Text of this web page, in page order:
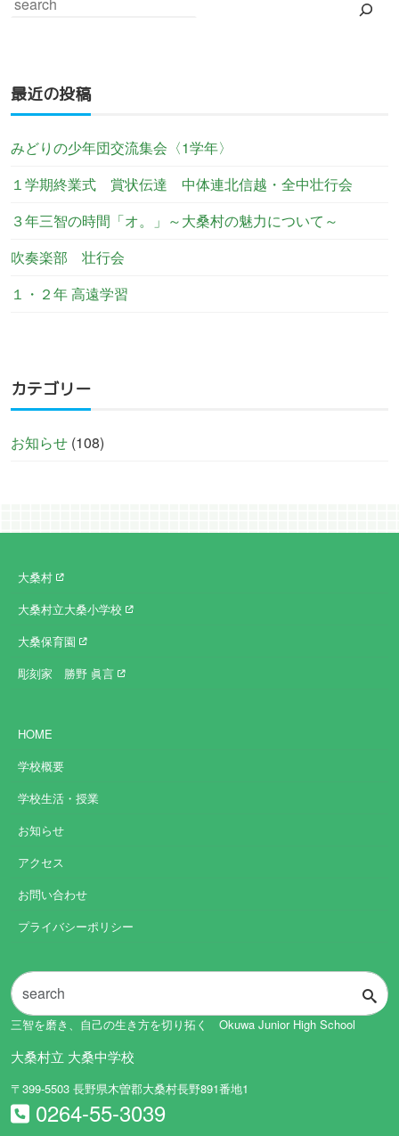
最近の投稿
みどりの少年団交流集会〈1学年〉
１学期終業式 賞状伝達 中体連北信越・全中壮行会
３年三智の時間「オ。」～大桑村の魅力について～
吹奏楽部 壮行会
１・２年 高遠学習
カテゴリー
お知らせ (108)
大桑村
大桑村立大桑小学校
大桑保育園
彫刻家 勝野 眞言
HOME
学校概要
学校生活・授業
お知らせ
アクセス
お問い合わせ
プライバシーポリシー
三智を磨き、自己の生き方を切り拓く Okuwa Junior High School
大桑村立 大桑中学校
〒399-5503 長野県木曽郡大桑村長野891番地1
0264-55-3039